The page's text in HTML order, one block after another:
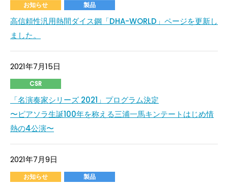
お知らせ 製品
高信頼性汎用熱間ダイス鋼「DHA-WORLD」ページを更新し
ました。
2021年7月15日
CSR
「名演奏家シリーズ 2021」プログラム決定
〜ピアソラ生誕100年を称える三浦一馬キンテートはじめ情
熱の4公演〜
2021年7月9日
お知らせ 製品